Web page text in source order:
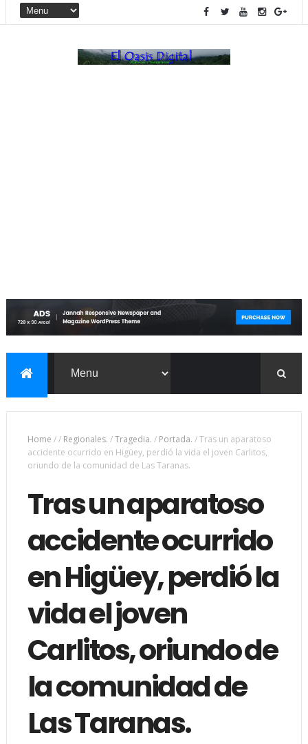
Home // Regionales. /Tragedia. / Portada. /Tras un aparatoso
accidente ocurrido en Higüey, perdió la vida el joven Carlitos,
oriundo de la comunidad de Las Taranas.
Tras un aparatoso
accidente ocurrido
en Higüey, perdió la
vida el joven
Carlitos, oriundo de
la comunidad de
Las Taranas.